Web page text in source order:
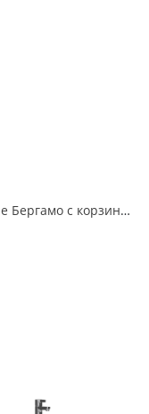
Пенал подвесной/напольный Style Line Бергамо с корзиной люкс антискрейтч серый PLUS СС-00002330